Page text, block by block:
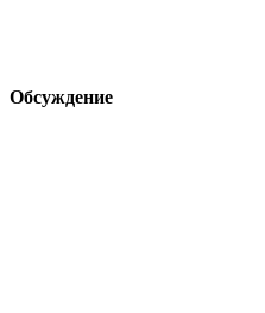
Обсуждение